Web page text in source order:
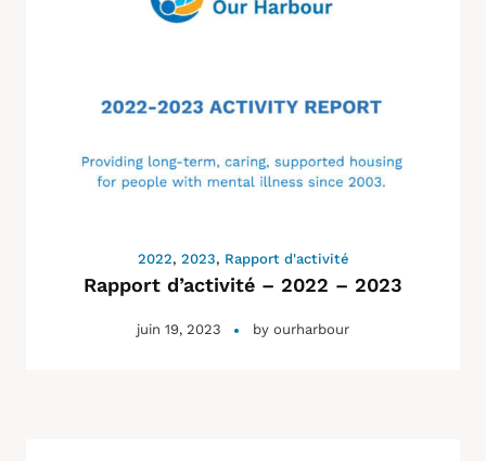
2022, 2023, Rapport d'activité
Rapport d’activité – 2022 – 2023
juin 19, 2023 by ourharbour